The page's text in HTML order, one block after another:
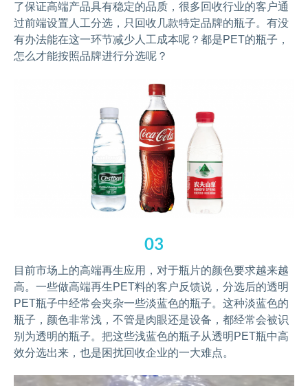
了保证高端产品具有稳定的品质，很多回收行业的客户通
过前端设置人工分选，只回收几款特定品牌的瓶子。有没
有办法能在这一环节减少人工成本呢？都是PET的瓶子，
怎么才能按照品牌进行分选呢？
03
目前市场上的高端再生应用，对于瓶片的颜色要求越来越
高。一些做高端再生PET料的客户反馈说，分选后的透明
PET瓶子中经常会夹杂一些淡蓝色的瓶子。这种淡蓝色的
瓶子，颜色非常浅，不管是肉眼还是设备，都经常会被识
别为透明的瓶子。把这些浅蓝色的瓶子从透明PET瓶中高
效分选出来，也是困扰回收企业的一大难点。